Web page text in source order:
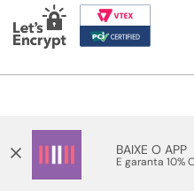
BAIXE O APP
E garanta 10%